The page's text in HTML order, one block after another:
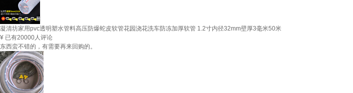
凝清坊家用pvc透明塑水管料高压防爆蛇皮软管花园浇花洗车防冻加厚软管 1.2寸内径32mm壁厚3毫米50米
¥ 已有20000人评论
东西蛮不错的，有需要再来回购的。